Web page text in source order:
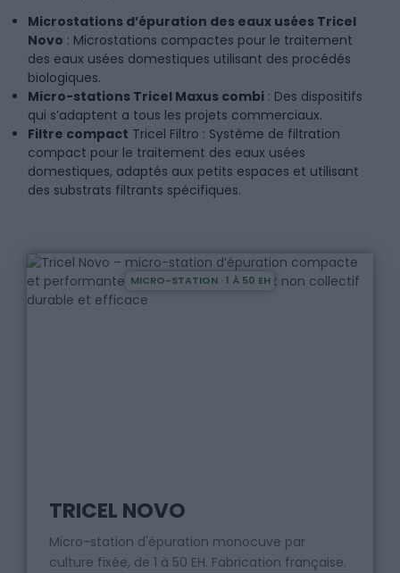
Microstations d’épuration des eaux usées Tricel
Novo : Microstations compactes pour le traitement
des eaux usées domestiques utilisant des procédés
biologiques.
Micro-stations Tricel Maxus combi : Des dispositifs
qui s’adaptent a tous les projets commerciaux.
Filtre compact Tricel Filtro : Système de filtration
compact pour le traitement des eaux usées
domestiques, adaptés aux petits espaces et utilisant
des substrats filtrants spécifiques.
MICRO-STATION · 1 À 50 EH
TRICEL NOVO
Micro-station d'épuration monocuve par
culture fixée, de 1 à 50 EH. Fabrication française.